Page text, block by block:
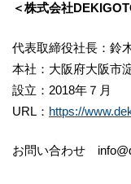
＜株式会社
代表取締役社長：鈴
本社：大阪府大阪市
設立：2018年７月
URL： https://
お問い合わせ